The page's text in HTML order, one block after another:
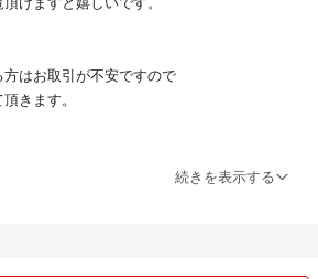
方はお取引が不安ですので
きます。
お取引がスムーズに出来ない
りました）
続きを表示する